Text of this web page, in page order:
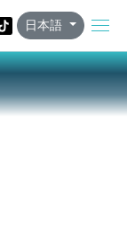
日本語